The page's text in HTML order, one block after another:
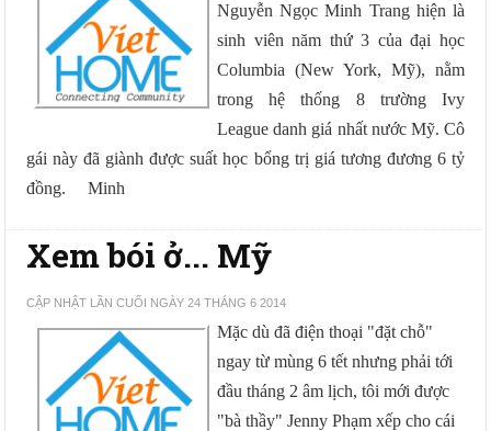
Nguyễn Ngọc Minh Trang hiện là
sinh viên năm thứ 3 của đại học
Columbia (New York, Mỹ), nằm
trong hệ thống 8 trường Ivy
League danh giá nhất nước Mỹ. Cô
gái này đã giành được suất học bổng trị giá tương đương 6 tỷ
đồng.
Minh
Xem bói ở... Mỹ
CẬP NHẬT LẦN CUỐI NGÀY 24 THÁNG 6 2014
Mặc dù đã điện thoại "đặt chỗ"
ngay từ mùng 6 tết nhưng phải tới
đầu tháng 2 âm lịch, tôi mới được
"bà thầy" Jenny Phạm xếp cho cái